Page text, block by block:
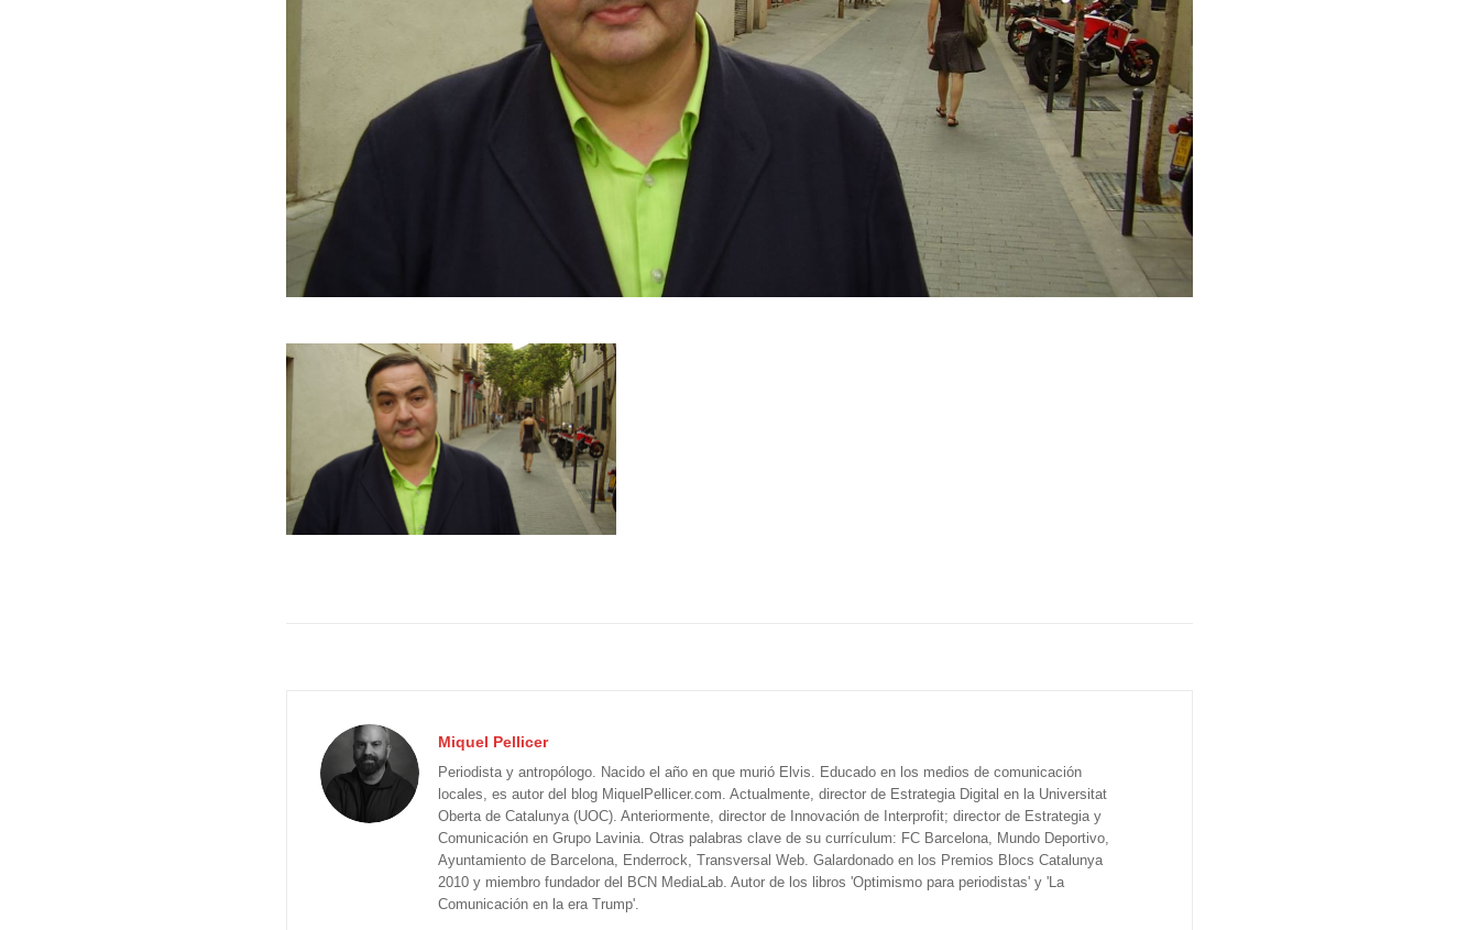
Miquel Pellicer
Periodista y antropólogo. Nacido el año en que murió Elvis. Educado en los medios de comunicación
locales, es autor del blog MiquelPellicer.com. Actualmente, director de Estrategia Digital en la Universitat
Oberta de Catalunya (UOC). Anteriormente, director de Innovación de Interprofit; director de Estrategia y
Comunicación en Grupo Lavinia. Otras palabras clave de su currículum: FC Barcelona, Mundo Deportivo,
Ayuntamiento de Barcelona, Enderrock, Transversal Web. Galardonado en los Premios Blocs Catalunya
2010 y miembro fundador del BCN MediaLab. Autor de los libros 'Optimismo para periodistas' y 'La
Comunicación en la era Trump'.